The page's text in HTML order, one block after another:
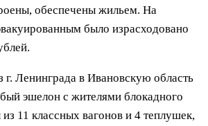
обеспечены жильем. На
было израсходовано
г. Ленинграда в Ивановскую область
эшелон с жителями блокадного
11 классных вагонов и 4 теплушек,